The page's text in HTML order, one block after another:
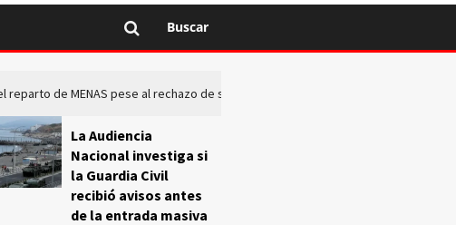
Buscar
de MENAS pese al rechazo de sus comunidades
La Audiencia
Nacional investiga si
la Guardia Civil
recibió avisos antes
de la entrada masiva